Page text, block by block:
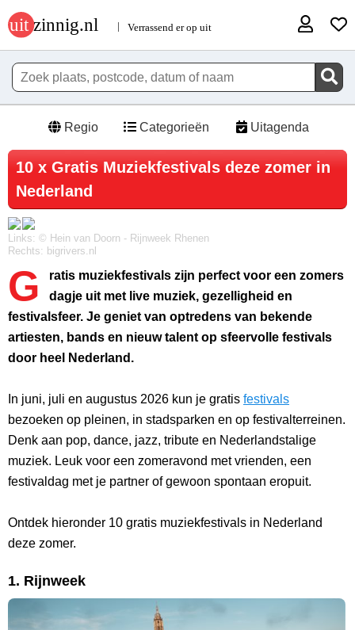
Regio Categorieën Uitagenda
10 x Gratis Muziekfestivals deze zomer in
Nederland
Links: © Hein van Doorn - Rijnweek Rhenen
Rechts: bigrivers.nl
G
ratis muziekfestivals zijn perfect voor een zomers
dagje uit met live muziek, gezelligheid en
festivalsfeer. Je geniet van optredens van bekende
artiesten, bands en nieuw talent op sfeervolle festivals
door heel Nederland.
In juni, juli en augustus 2026 kun je gratis festivals
bezoeken op pleinen, in stadsparken en op festivalterreinen.
Denk aan pop, dance, jazz, tribute en Nederlandstalige
muziek. Leuk voor een zomeravond met vrienden, een
festivaldag met je partner of gewoon spontaan eropuit.
Ontdek hieronder 10 gratis muziekfestivals in Nederland
deze zomer.
1. Rijnweek